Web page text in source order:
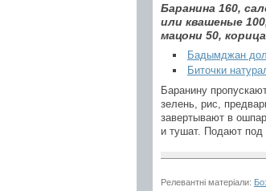
Баранина 160,
или квашеные
мацони 50,
Бадымджан
Биточки
Баранину
зелень, рис,
завертывают в
и тушат. Подают под
Релевантні матеріали: